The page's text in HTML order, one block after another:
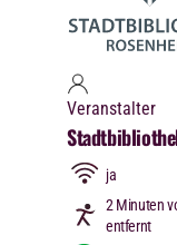
Veranstalter
ja
2 Minuten
entfernt